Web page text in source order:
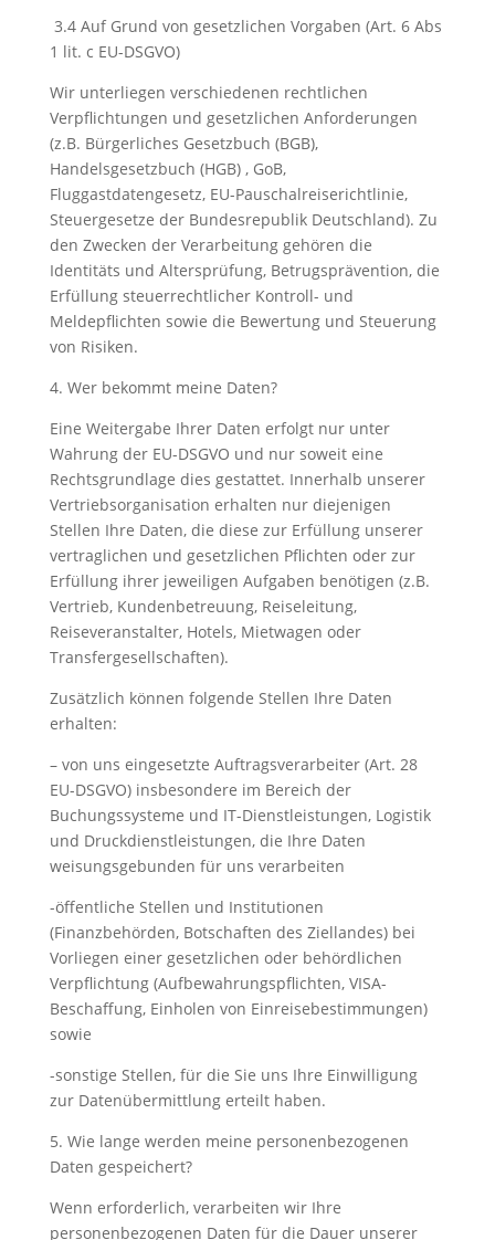
3.4 Auf Grund von gesetzlichen Vorgaben (Art. 6 Abs
1 lit. c EU-DSGVO)
Wir unterliegen verschiedenen rechtlichen
Verpflichtungen und gesetzlichen Anforderungen
(z.B. Bürgerliches Gesetzbuch (BGB),
Handelsgesetzbuch (HGB) , GoB,
Fluggastdatengesetz, EU-Pauschalreiserichtlinie,
Steuergesetze der Bundesrepublik Deutschland). Zu
den Zwecken der Verarbeitung gehören die
Identitäts und Altersprüfung, Betrugsprävention, die
Erfüllung steuerrechtlicher Kontroll- und
Meldepflichten sowie die Bewertung und Steuerung
von Risiken.
4. Wer bekommt meine Daten?
Eine Weitergabe Ihrer Daten erfolgt nur unter
Wahrung der EU-DSGVO und nur soweit eine
Rechtsgrundlage dies gestattet. Innerhalb unserer
Vertriebsorganisation erhalten nur diejenigen
Stellen Ihre Daten, die diese zur Erfüllung unserer
vertraglichen und gesetzlichen Pflichten oder zur
Erfüllung ihrer jeweiligen Aufgaben benötigen (z.B.
Vertrieb, Kundenbetreuung, Reiseleitung,
Reiseveranstalter, Hotels, Mietwagen oder
Transfergesellschaften).
Zusätzlich können folgende Stellen Ihre Daten
erhalten:
– von uns eingesetzte Auftragsverarbeiter (Art. 28
EU-DSGVO) insbesondere im Bereich der
Buchungssysteme und IT-Dienstleistungen, Logistik
und Druckdienstleistungen, die Ihre Daten
weisungsgebunden für uns verarbeiten
-öffentliche Stellen und Institutionen
(Finanzbehörden, Botschaften des Ziellandes) bei
Vorliegen einer gesetzlichen oder behördlichen
Verpflichtung (Aufbewahrungspflichten, VISA-
Beschaffung, Einholen von Einreisebestimmungen)
sowie
-sonstige Stellen, für die Sie uns Ihre Einwilligung
zur Datenübermittlung erteilt haben.
5. Wie lange werden meine personenbezogenen
Daten gespeichert?
Wenn erforderlich, verarbeiten wir Ihre
personenbezogenen Daten für die Dauer unserer